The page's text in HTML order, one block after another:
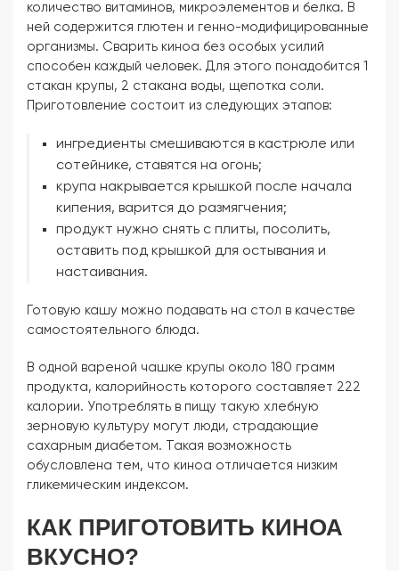
количество витаминов, микроэлементов и белка. В
ней содержится глютен и генно-модифицированные
организмы. Сварить киноа без особых усилий
способен каждый человек. Для этого понадобится 1
стакан крупы, 2 стакана воды, щепотка соли.
Приготовление состоит из следующих этапов:
ингредиенты смешиваются в кастрюле или
сотейнике, ставятся на огонь;
крупа накрывается крышкой после начала
кипения, варится до размягчения;
продукт нужно снять с плиты, посолить,
оставить под крышкой для остывания и
настаивания.
Готовую кашу можно подавать на стол в качестве
самостоятельного блюда.
В одной вареной чашке крупы около 180 грамм
продукта, калорийность которого составляет 222
калории. Употреблять в пищу такую хлебную
зерновую культуру могут люди, страдающие
сахарным диабетом. Такая возможность
обусловлена тем, что киноа отличается низким
гликемическим индексом.
КАК ПРИГОТОВИТЬ КИНОА
ВКУСНО?